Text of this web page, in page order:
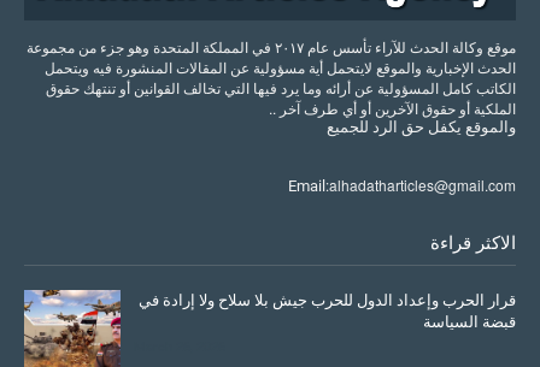
موقع وكالة الحدث للآراء تأسس عام ٢٠١٧ في المملكة المتحدة وهو جزء من مجموعة
الحدث الإخبارية والموقع لايتحمل أية مسؤولية عن المقالات المنشورة فيه ويتحمل
الكاتب كامل المسؤولية عن أرائه وما يرد فيها التي تخالف القوانين أو تنتهك حقوق
الملكية أو حقوق الآخرين أو أي طرف آخر ..
والموقع يكفل حق الرد للجميع
Email:alhadatharticles@gmail.com
الاكثر قراءة
قرار الحرب وإعداد الدول للحرب جيش بلا سلاح ولا إرادة في
قبضة السياسة